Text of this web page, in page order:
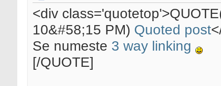
<div
10&#58;15 PM) Quoted post
Se numeste 3 way linking
[/QUOTE]